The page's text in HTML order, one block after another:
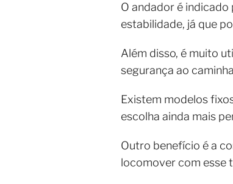
O andador é
estabilidade, já que
Além disso, é muito
segurança ao
Existem modelos
escolha ainda mais
Outro benefício é a
locomover com esse